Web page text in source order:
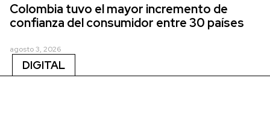
Colombia tuvo el mayor incremento de
confianza del consumidor entre 30 países
agosto 3, 2026
DIGITAL